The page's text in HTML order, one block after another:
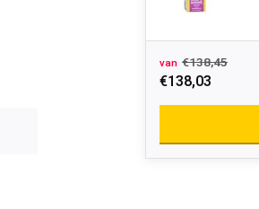
van €138,45
€138,03